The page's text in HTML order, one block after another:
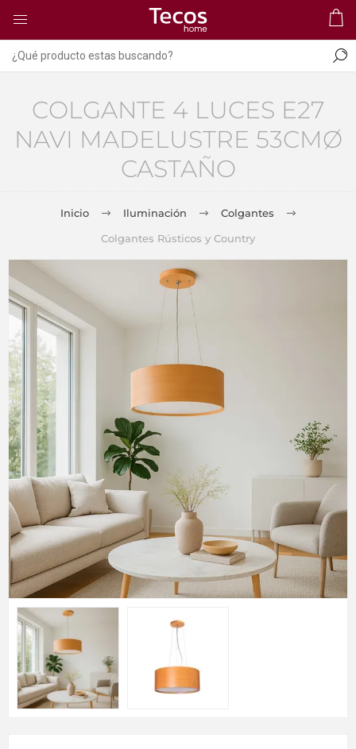
COLGANTE 4 LUCES E27
NAVI MADELUSTRE 53CMØ
CASTAÑO
Inicio Iluminación
Colgantes
Colgantes Rústicos y Country